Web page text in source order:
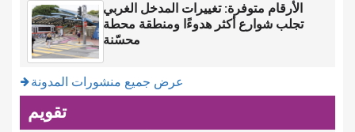
الأرقام متوفرة: تغييرات المدخل الغربي
تجلب شوارع أكثر هدوءًا ومنطقة محطة
محسّنة
عرض جميع منشورات المدونة
تقويم